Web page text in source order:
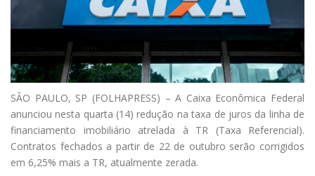
SÃO PAULO, SP (FOLHAPRESS) – A Caixa Econômica Federal
anunciou nesta quarta (14) redução na taxa de juros da linha de
financiamento imobiliário atrelada à TR (Taxa Referencial).
Contratos fechados a partir de 22 de outubro serão corrigidos
em 6,25% mais a TR, atualmente zerada.